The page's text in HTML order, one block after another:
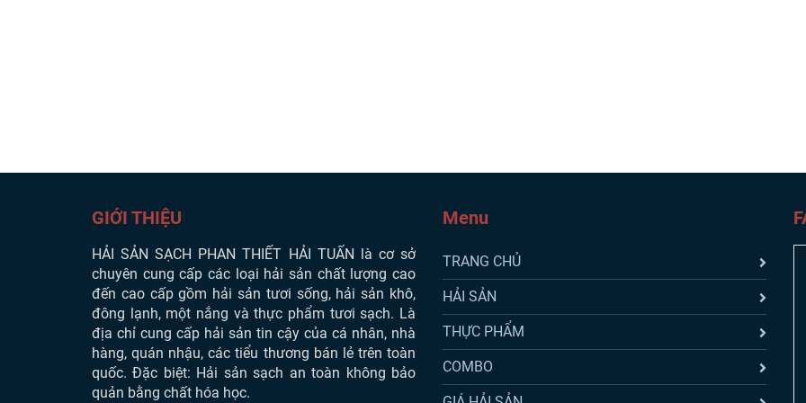
GIỚI THIỆU
HẢI SẢN SẠCH PHAN THIẾT HẢI TUẤN là cơ sở
chuyên cung cấp các loại hải sản chất lượng cao
đến cao cấp gồm hải sản tươi sống, hải sản khô,
đông lạnh, một nắng và thực phẩm tươi sạch. Là
địa chỉ cung cấp hải sản tin cậy của cá nhân, nhà
hàng, quán nhậu, các tiểu thương bán lẻ trên toàn
quốc. Đặc biệt: Hải sản sạch an toàn không bảo
quản bằng chất hóa học.
Menu
TRANG CHỦ
HẢI SẢN
THỰC PHẨM
COMBO